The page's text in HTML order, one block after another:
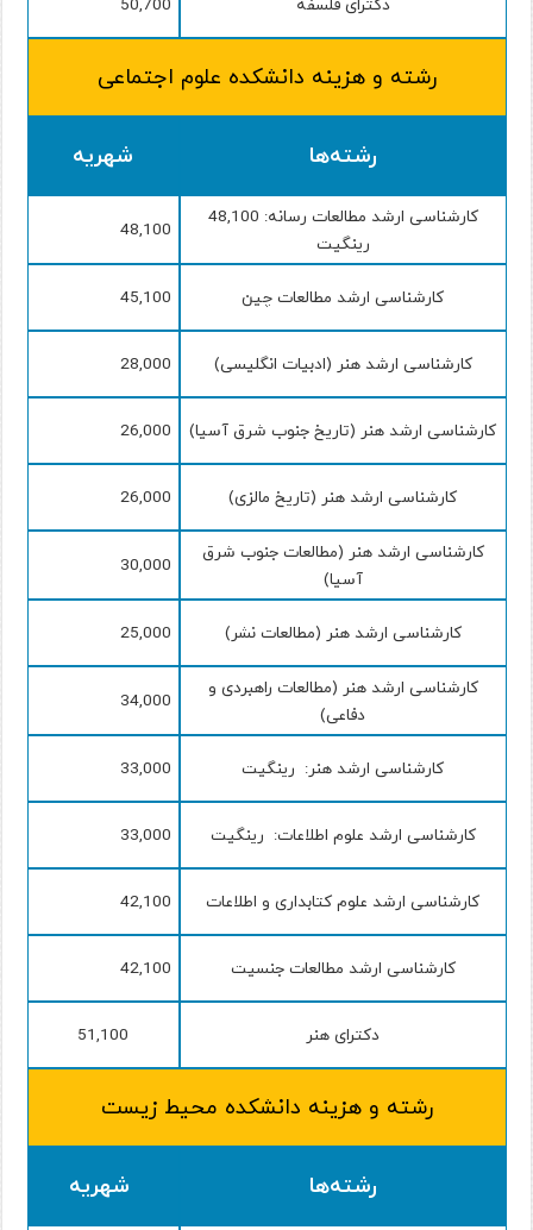
رشته و هزینه دانشکده علوم اجتماعی
رشته‌ها شهریه
کارشناسی ارشد مطالعات رسانه: 48,100
رینگیت
48,100
کارشناسی ارشد مطالعات چین 45,100
کارشناسی ارشد هنر (ادبیات انگلیسی) 28,000
کارشناسی ارشد هنر (تاریخ جنوب شرق آسیا) 26,000
کارشناسی ارشد هنر (تاریخ مالزی)
26,000
کارشناسی ارشد هنر (مطالعات جنوب شرق
آسیا)
30,000
کارشناسی ارشد هنر (مطالعات نشر)
25,000
کارشناسی ارشد هنر (مطالعات راهبردی و
دفاعی)
34,000
کارشناسی ارشد هنر: رینگیت 33,000
کارشناسی ارشد علوم اطلاعات: رینگیت 33,000
کارشناسی ارشد علوم کتابداری و اطلاعات 42,100
کارشناسی ارشد مطالعات جنسیت 42,100
دکترای هنر 51,100
رشته و هزینه دانشکده محیط زیست
رشته‌ها شهریه